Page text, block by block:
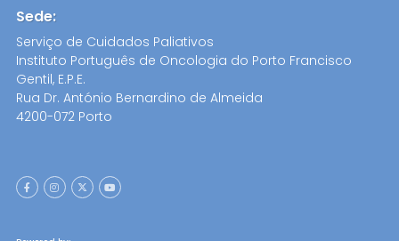
Sede:
Serviço de Cuidados Paliativos
Instituto Português de Oncologia do Porto Francisco
Gentil, E.P.E.
Rua Dr. António Bernardino de Almeida
4200-072 Porto